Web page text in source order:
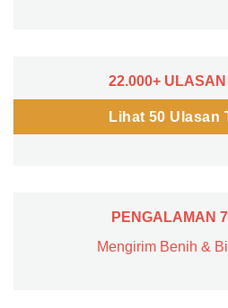
22.000+
Lihat 50 Ulasan
PENGALAMAN
Mengirim Benih &